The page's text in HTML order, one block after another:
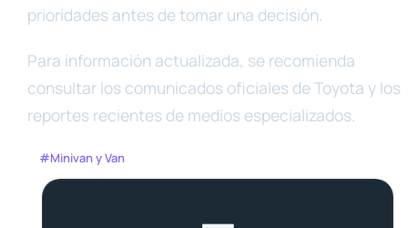
prioridades antes de tomar una decisión.
Para información actualizada, se recomienda
consultar los comunicados oficiales de Toyota y los
reportes recientes de medios especializados.
#Minivan y Van